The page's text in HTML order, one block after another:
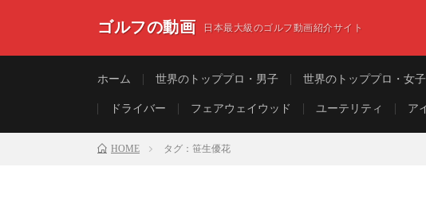
ゴルフの動画 日本最大級のゴルフ動画紹介サイト
ホーム 世界のトッププロ・男子 世界のトッププロ・女子
ドライバー フェアウェイウッド ユーテリティ ア
HOME タグ：笹生優花